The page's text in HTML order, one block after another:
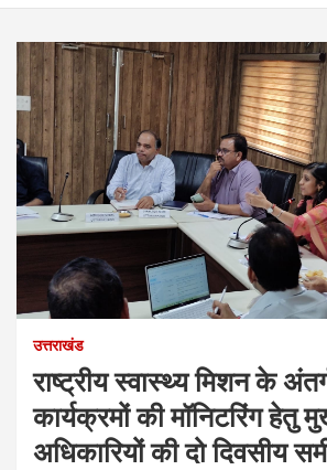
उत्तराखंड
राष्ट्रीय स्वास्थ्य मिशन के
कार्यक्रमों की मॉनिटरिंग हेतु
अधिकारियों की दो दिवसीय